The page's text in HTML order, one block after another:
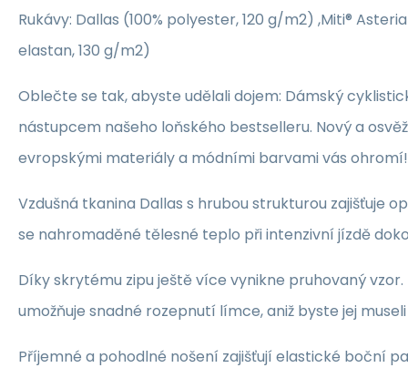
Rukávy: Dallas (100% polyester, 120 g/m2) ,Miti®
elastan, 130 g/m2)
Oblečte se tak, abyste udělali dojem: Dámský
nástupcem našeho loňského bestselleru. Nový a
evropskými materiály a módními barvami vás ohromí!
Vzdušná tkanina Dallas s hrubou strukturou zajišťuje
se nahromaděné tělesné teplo při intenzivní jízdě
Díky skrytému zipu ještě více vynikne pruhovaný
umožňuje snadné rozepnutí límce, aniž byste jej
Příjemné a pohodlné nošení zajišťují elastické boční